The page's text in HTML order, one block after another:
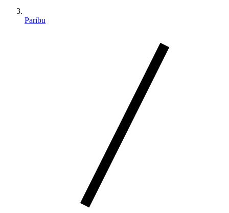
Paribu